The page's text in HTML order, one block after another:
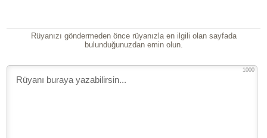
Rüyanızı göndermeden önce rüyanızla en ilgili olan sayfada
bulunduğunuzdan emin olun.
1000